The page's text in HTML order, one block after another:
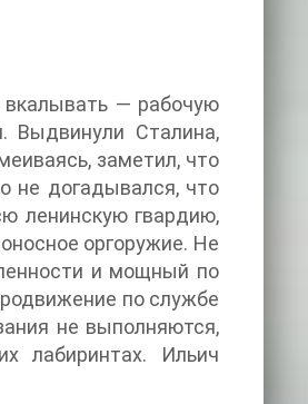
вкалывать — рабочую
Выдвинули Сталина,
заметил, что
не догадывался, что
ленинскую гвардию,
оргоружие. Не
и мощный по
по службе
не выполняются,
лабиринтах. Ильич